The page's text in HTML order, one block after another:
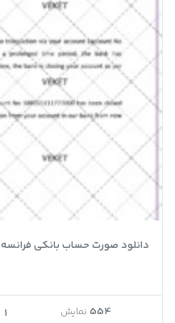
دانلود صورت حساب بانکی فرانسه
554 نمایش 1